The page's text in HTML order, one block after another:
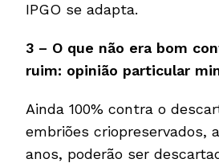
IPGO se adapta.
3 – O que não era bom
ruim: opinião particular
Ainda 100% contra o
embriões criopreservados,
anos, poderão ser